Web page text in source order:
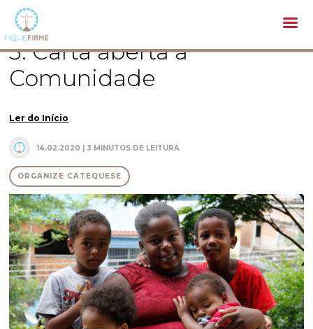
Catequese /
3. Carta aberta à
Comunidade
Ler do Início
14.02.2020 | 3 MINUTOS DE LEITURA
ORGANIZE CATEQUESE